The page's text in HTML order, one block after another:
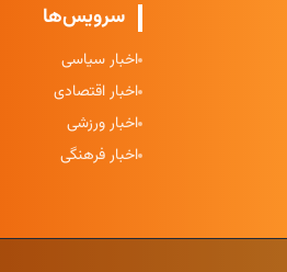
سرویس‌ها
اخبار سیاسی
اخبار اقتصادی
اخبار ورزشی
اخبار فرهنگی